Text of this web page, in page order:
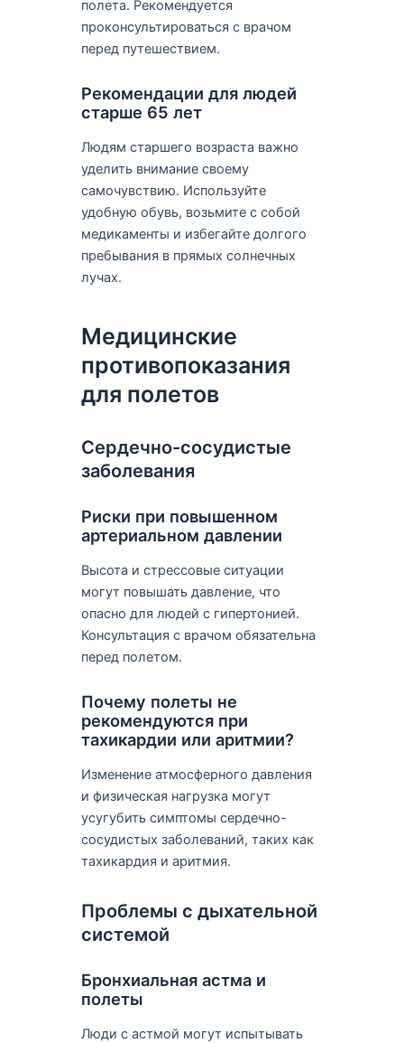
полета. Рекомендуется
проконсультироваться с врачом
перед путешествием.
Рекомендации для людей
старше 65 лет
Людям старшего возраста важно
уделить внимание своему
самочувствию. Используйте
удобную обувь, возьмите с собой
медикаменты и избегайте долгого
пребывания в прямых солнечных
лучах.
Медицинские
противопоказания
для полетов
Сердечно-сосудистые
заболевания
Риски при повышенном
артериальном давлении
Высота и стрессовые ситуации
могут повышать давление, что
опасно для людей с гипертонией.
Консультация с врачом обязательна
перед полетом.
Почему полеты не
рекомендуются при
тахикардии или аритмии?
Изменение атмосферного давления
и физическая нагрузка могут
усугубить симптомы сердечно-
сосудистых заболеваний, таких как
тахикардия и аритмия.
Проблемы с дыхательной
системой
Бронхиальная астма и
полеты
Люди с астмой могут испытывать